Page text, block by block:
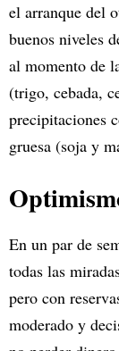
el arranque del
buenos niveles
al momento de
(trigo, cebada,
precipitaciones
gruesa (soja y
En un par de
todas las
pero con
moderado y